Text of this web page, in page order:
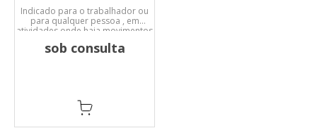
Indicado para o trabalhador ou
para qualquer pessoa , em
atividades onde haja movimentos
sob consulta